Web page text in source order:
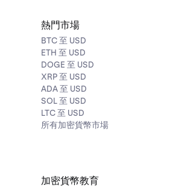
熱門市場
BTC 至 USD
ETH 至 USD
DOGE 至 USD
XRP 至 USD
ADA 至 USD
SOL 至 USD
LTC 至 USD
所有加密貨幣市場
加密貨幣教育